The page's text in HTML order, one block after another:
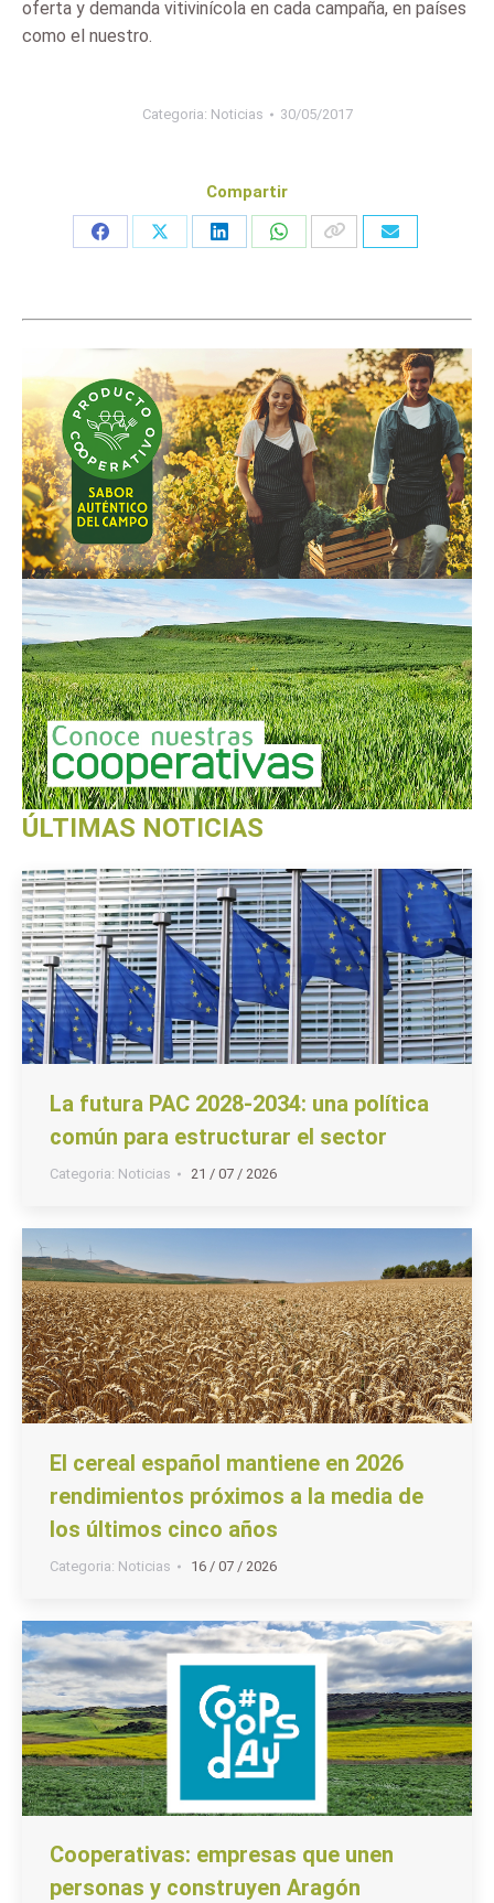
oferta y demanda vitivinícola en cada campaña, en países
como el nuestro.
Categoria: Noticias 30/05/2017
Compartir
Share
Share
Share
Share
ÚLTIMAS NOTICIAS
La futura PAC 2028-2034: una política
común para estructurar el sector
Categoria: Noticias 21 / 07 / 2026
El cereal español mantiene en 2026
rendimientos próximos a la media de
los últimos cinco años
Categoria: Noticias 16 / 07 / 2026
Cooperativas: empresas que unen
personas y construyen Aragón